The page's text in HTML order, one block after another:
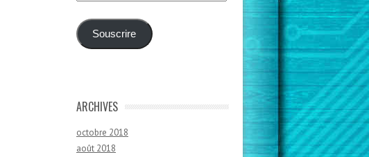
mail
Souscrire
ARCHIVES
octobre 2018
août 2018